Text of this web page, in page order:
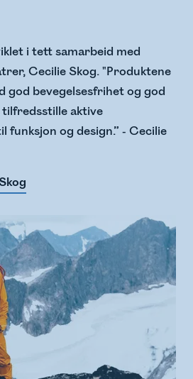
i tett samarbeid med
Cecilie Skog. "Produktene
god bevegelsesfrihet og god
aktive
funksjon og design.” - Cecilie